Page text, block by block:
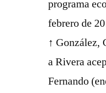
programa
febrero de
↑ González,
a Rivera
Fernando